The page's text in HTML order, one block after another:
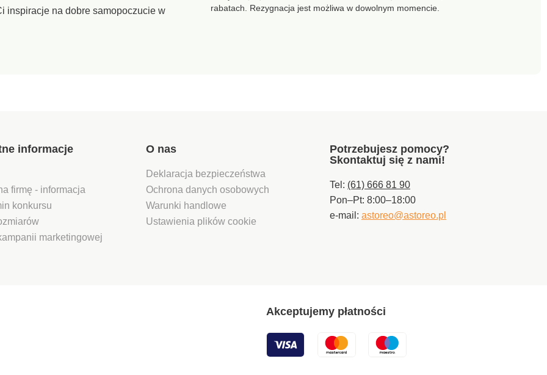
Znak ten identyfikuje
produkty tekstylne, które
inspiracje na dobre samopoczucie w
rabatach. Rezygnacja jest możliwa w dowolnym momencie.
informacje
firmę - informacja
konkursu
marketingowej
O nas
Deklaracja bezpieczeństwa
Ochrona danych osobowych
Warunki handlowe
Ustawienia plików cookie
Potrzebujesz pomocy?
Skontaktuj się z nami!
Tel: (61) 666 81 90
Pon–Pt: 8:00–18:00
e-mail: astoreo@astoreo.pl
Akceptujemy płatności